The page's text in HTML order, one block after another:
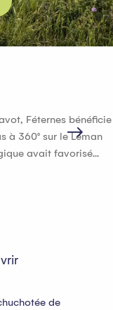
Féternes bénéficie
à 360° sur le Léman
avait favorisé...
de